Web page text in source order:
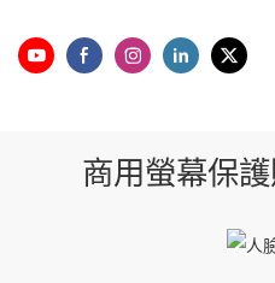
商用螢幕保